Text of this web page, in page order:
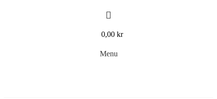
0,00 kr
Menu